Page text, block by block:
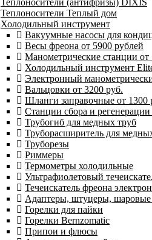
Теплоносители (антифризы) DIXIS
Теплоносители Теплый дом
Холодильный инструмент
Вакуумные насосы для
Весы фреона от 5900 рублей
Манометрические станции от
Холодильный инструмент
Электронный
Вальцовки от 3200 руб.
Шланги заправочные от 1300
Станции сбора и
Трубогиб для медных труб
Труборасширитель для
Труборезы
Риммеры
Термометры холодильные
Ультрафиолетовый
Течеискатель фреона
Адаптеры, штуцеры, шаровые
Горелки для пайки
Горелки Bernzomatic
Припои и флюсы